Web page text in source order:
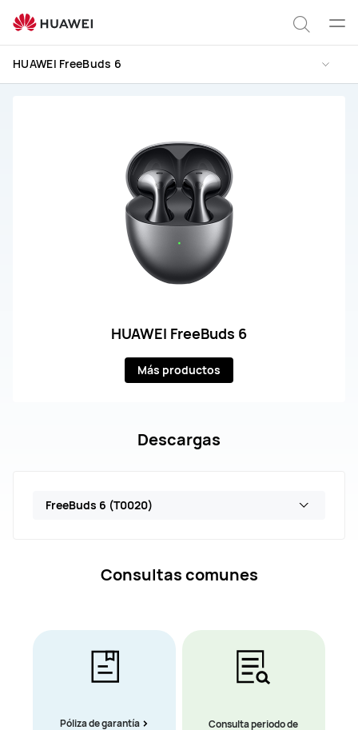
Servicio
reparación
del
HUAWEI
Abrir
HUAWEI FreeBuds 6
HUAWEI FreeBuds 6
Más productos
Descargas
FreeBuds 6 (T0020)
Consultas comunes
Póliza de garantía
Consulta periodo de